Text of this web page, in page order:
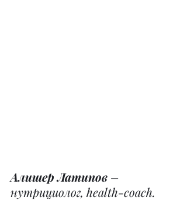
Алишер Латипов –
нутрициолог, health-coach.